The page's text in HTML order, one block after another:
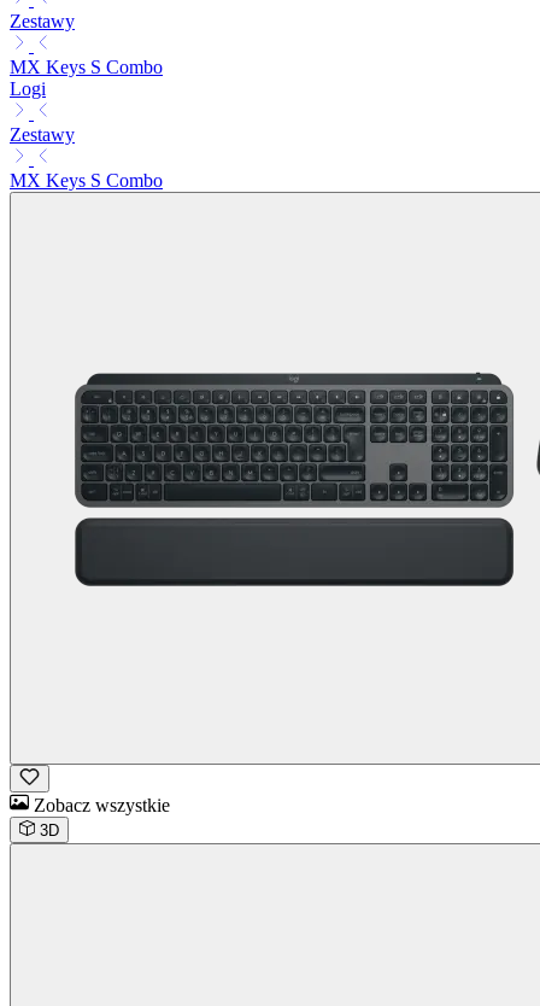
Zestawy
MX Keys S Combo
Logi
Zestawy
MX Keys S Combo
Zobacz wszystkie
3D